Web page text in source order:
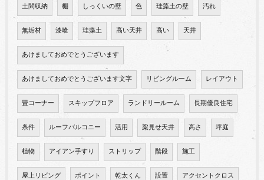
土間収納 棚 しっくいの壁 色 珪藻土の壁 汚れ
無垢材 漆喰 珪藻土 高い天井 高い 天井
あけましておめでとうございます
あけましておめでとうございます文字 リビングルーム レイアウト
畳コーナー スキップフロア ランドリールーム 長期優良住宅
条件 ルーフバルコニー 活用 梁見せ天井 高さ 坪庭
植物 アイアン手すり ストリップ 階段 施工
屋上リビング ポイント 乾太くん 設置 アクセントクロス